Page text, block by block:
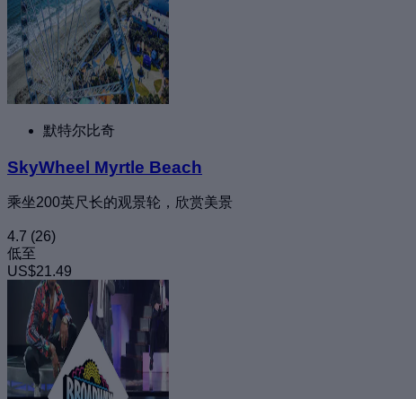
默特尔比奇
SkyWheel Myrtle Beach
乘坐200英尺长的观景轮，欣赏美景
4.7 (26)
低至
US$21.49